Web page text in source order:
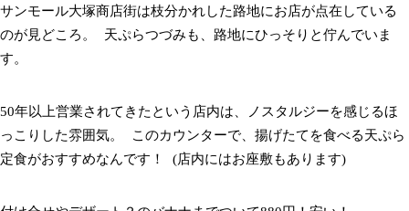
サンモール大塚商店街は枝分かれした路地にお店が点在している
のが見どころ。 天ぷらつづみも、路地にひっそりと佇んでいま
す。
50年以上営業されてきたという店内は、ノスタルジーを感じるほ
っこりした雰囲気。 このカウンターで、揚げたてを食べる天ぷら
定食がおすすめなんです！ (店内にはお座敷もあります)